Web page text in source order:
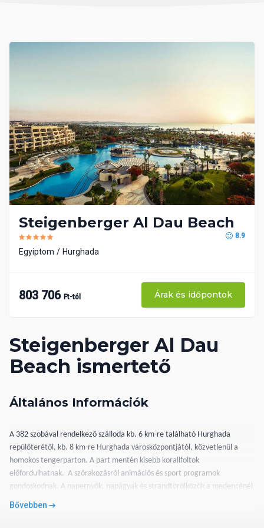
Steigenberger Al Dau
Beach ismertető
Általános Információk
A 382 szobával rendelkező szálloda kb. 6 km-re található Hurghada
repülőterétől, kb. 8 km-re Hurghada városközpontjától, közvetlenül a
homokos tengerparton. A part mentén kisebb korallfoltok
előfordulhatnak. A szórakozásról animációs és sport programok
gondoskodnak. A napernyők, napágyak és strandtörölközők a medencénél
és a tengerparton térítés mentesen vehetők igénybe. A szállodában
Bővebben
Steigenberger Al Dau Beach
8.9
Egyiptom Hurghada
803 706 Ft-tól Árak és időpontok